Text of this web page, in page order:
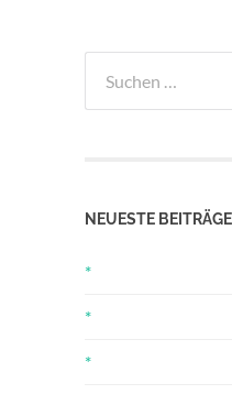
nach:
NEUESTE BEITRÄGE
*
*
*